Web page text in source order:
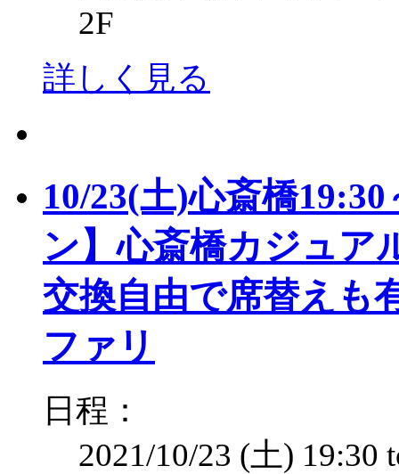
2F
詳しく見る
10/23(土)心斎橋
ン】心斎橋カジュア
交換自由で席替えも
ファリ
日程：
2021/10/23 (土) 19:30